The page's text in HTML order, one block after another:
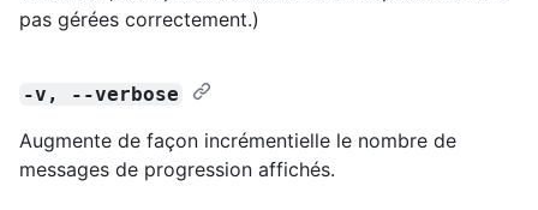
pas gérées correctement.)
-v, --verbose
Augmente de façon incrémentielle le nombre de
messages de progression affichés.